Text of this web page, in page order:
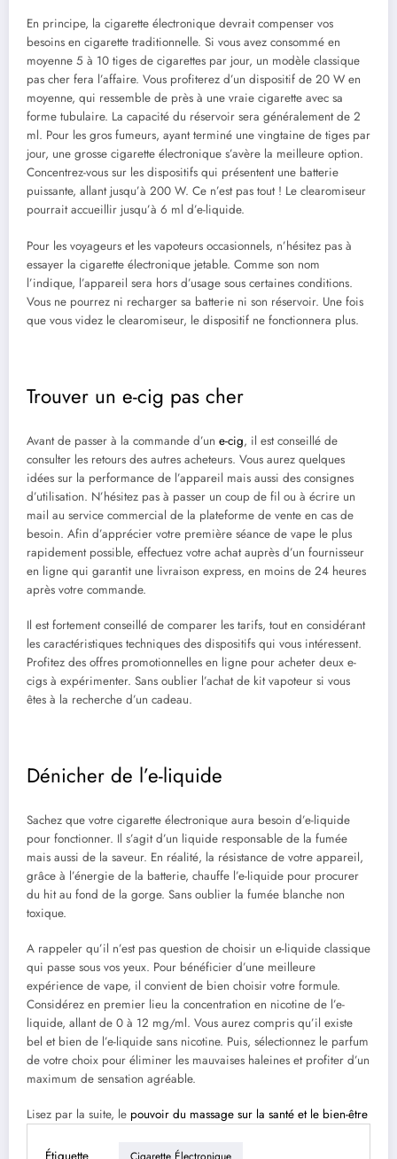
En principe, la cigarette électronique devrait compenser vos
besoins en cigarette traditionnelle. Si vous avez consommé en
moyenne 5 à 10 tiges de cigarettes par jour, un modèle classique
pas cher fera l’affaire. Vous profiterez d’un dispositif de 20 W en
moyenne, qui ressemble de près à une vraie cigarette avec sa
forme tubulaire. La capacité du réservoir sera généralement de 2
ml. Pour les gros fumeurs, ayant terminé une vingtaine de tiges par
jour, une grosse cigarette électronique s’avère la meilleure option.
Concentrez-vous sur les dispositifs qui présentent une batterie
puissante, allant jusqu’à 200 W. Ce n’est pas tout ! Le clearomiseur
pourrait accueillir jusqu’à 6 ml d’e-liquide.
Pour les voyageurs et les vapoteurs occasionnels, n’hésitez pas à
essayer la cigarette électronique jetable. Comme son nom
l’indique, l’appareil sera hors d’usage sous certaines conditions.
Vous ne pourrez ni recharger sa batterie ni son réservoir. Une fois
que vous videz le clearomiseur, le dispositif ne fonctionnera plus.
Trouver un e-cig pas cher
Avant de passer à la commande d’un e-cig, il est conseillé de
consulter les retours des autres acheteurs. Vous aurez quelques
idées sur la performance de l’appareil mais aussi des consignes
d’utilisation. N’hésitez pas à passer un coup de fil ou à écrire un
mail au service commercial de la plateforme de vente en cas de
besoin. Afin d’apprécier votre première séance de vape le plus
rapidement possible, effectuez votre achat auprès d’un fournisseur
en ligne qui garantit une livraison express, en moins de 24 heures
après votre commande.
Il est fortement conseillé de comparer les tarifs, tout en considérant
les caractéristiques techniques des dispositifs qui vous intéressent.
Profitez des offres promotionnelles en ligne pour acheter deux e-
cigs à expérimenter. Sans oublier l’achat de kit vapoteur si vous
êtes à la recherche d’un cadeau.
Dénicher de l’e-liquide
Sachez que votre cigarette électronique aura besoin d’e-liquide
pour fonctionner. Il s’agit d’un liquide responsable de la fumée
mais aussi de la saveur. En réalité, la résistance de votre appareil,
grâce à l’énergie de la batterie, chauffe l’e-liquide pour procurer
du hit au fond de la gorge. Sans oublier la fumée blanche non
toxique.
A rappeler qu’il n’est pas question de choisir un e-liquide classique
qui passe sous vos yeux. Pour bénéficier d’une meilleure
expérience de vape, il convient de bien choisir votre formule.
Considérez en premier lieu la concentration en nicotine de l’e-
liquide, allant de 0 à 12 mg/ml. Vous aurez compris qu’il existe
bel et bien de l’e-liquide sans nicotine. Puis, sélectionnez le parfum
de votre choix pour éliminer les mauvaises haleines et profiter d’un
maximum de sensation agréable.
Lisez par la suite, le pouvoir du massage sur la santé et le bien-être